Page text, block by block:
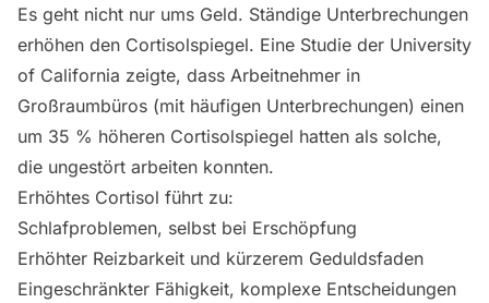
Es geht nicht nur ums Geld. Ständige Unterbrechungen
erhöhen den Cortisolspiegel. Eine Studie der University
of California zeigte, dass Arbeitnehmer in
Großraumbüros (mit häufigen Unterbrechungen) einen
um 35 % höheren Cortisolspiegel hatten als solche,
die ungestört arbeiten konnten.
Erhöhtes Cortisol führt zu:
Schlafproblemen, selbst bei Erschöpfung
Erhöhter Reizbarkeit und kürzerem Geduldsfaden
Eingeschränkter Fähigkeit, komplexe Entscheidungen